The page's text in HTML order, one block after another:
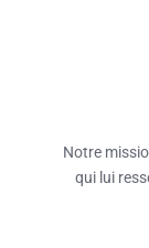
Notre
qui lui